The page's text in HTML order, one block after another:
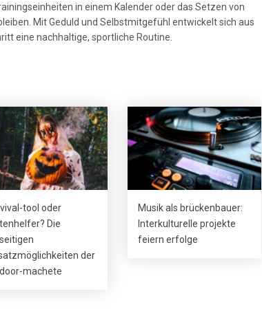
in einem Kalender oder das Setzen von
Mit Geduld und Selbstmitgefühl entwickelt sich aus
eine nachhaltige, sportliche Routine.
tool oder
Die
der
machete
Musik als brückenbauer:
Interkulturelle projekte
feiern erfolge